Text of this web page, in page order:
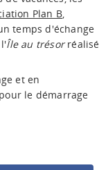
Plan B
temps d'échange
Île au trésorréalisé
et en
le démarrage